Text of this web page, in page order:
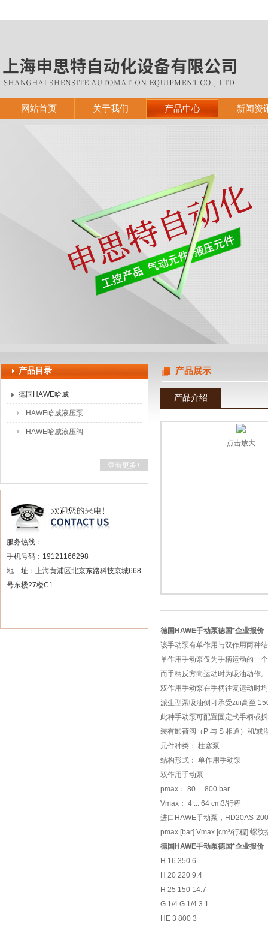
网站首页 关于我们 产品中心 新闻资
产品目录
德国HAWE哈威
HAWE哈威液压泵
HAWE哈威液压阀
查看更多+
服务热线：
手机号码：19121166298
地 址：上海黄浦区北京东路科技京城668
号东楼27楼C1
产品展示
产品介绍
点击放大
德国HAWE手动泵德国*企业报价
该手动泵有单作用与双作用两
单作用手动泵仅为手柄运动的一
而手柄反方向运动时为吸油动作。
双作用手动泵在手柄往复运动时
派生型泵吸油侧可承受zui高至
此种手动泵可配置固定式手柄或
装有卸荷阀（P 与 S 相通）和/或
元件种类： 柱塞泵
结构形式： 单作用手动泵
双作用手动泵
pmax： 80 ... 800 bar
Vmax： 4 ... 64 cm3/行程
进口HAWE手动泵，HD20AS-200
pmax [bar] Vmax [cm³/行程] 螺纹
德国HAWE手动泵德国*企业报价
H 16 350 6
H 20 220 9.4
H 25 150 14.7
G 1/4 G 1/4 3.1
HE 3 800 3